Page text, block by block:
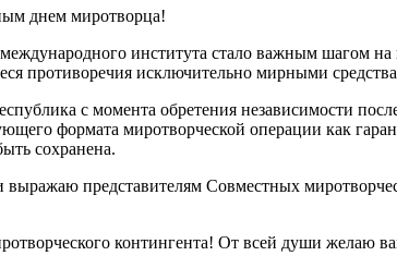
днем миротворца!
института стало важным шагом
противоречия исключительно мирными
с момента обретения независимости
формата миротворческой операции как
сохранена.
выражаю представителям Совместных
контингента! От всей души желаю